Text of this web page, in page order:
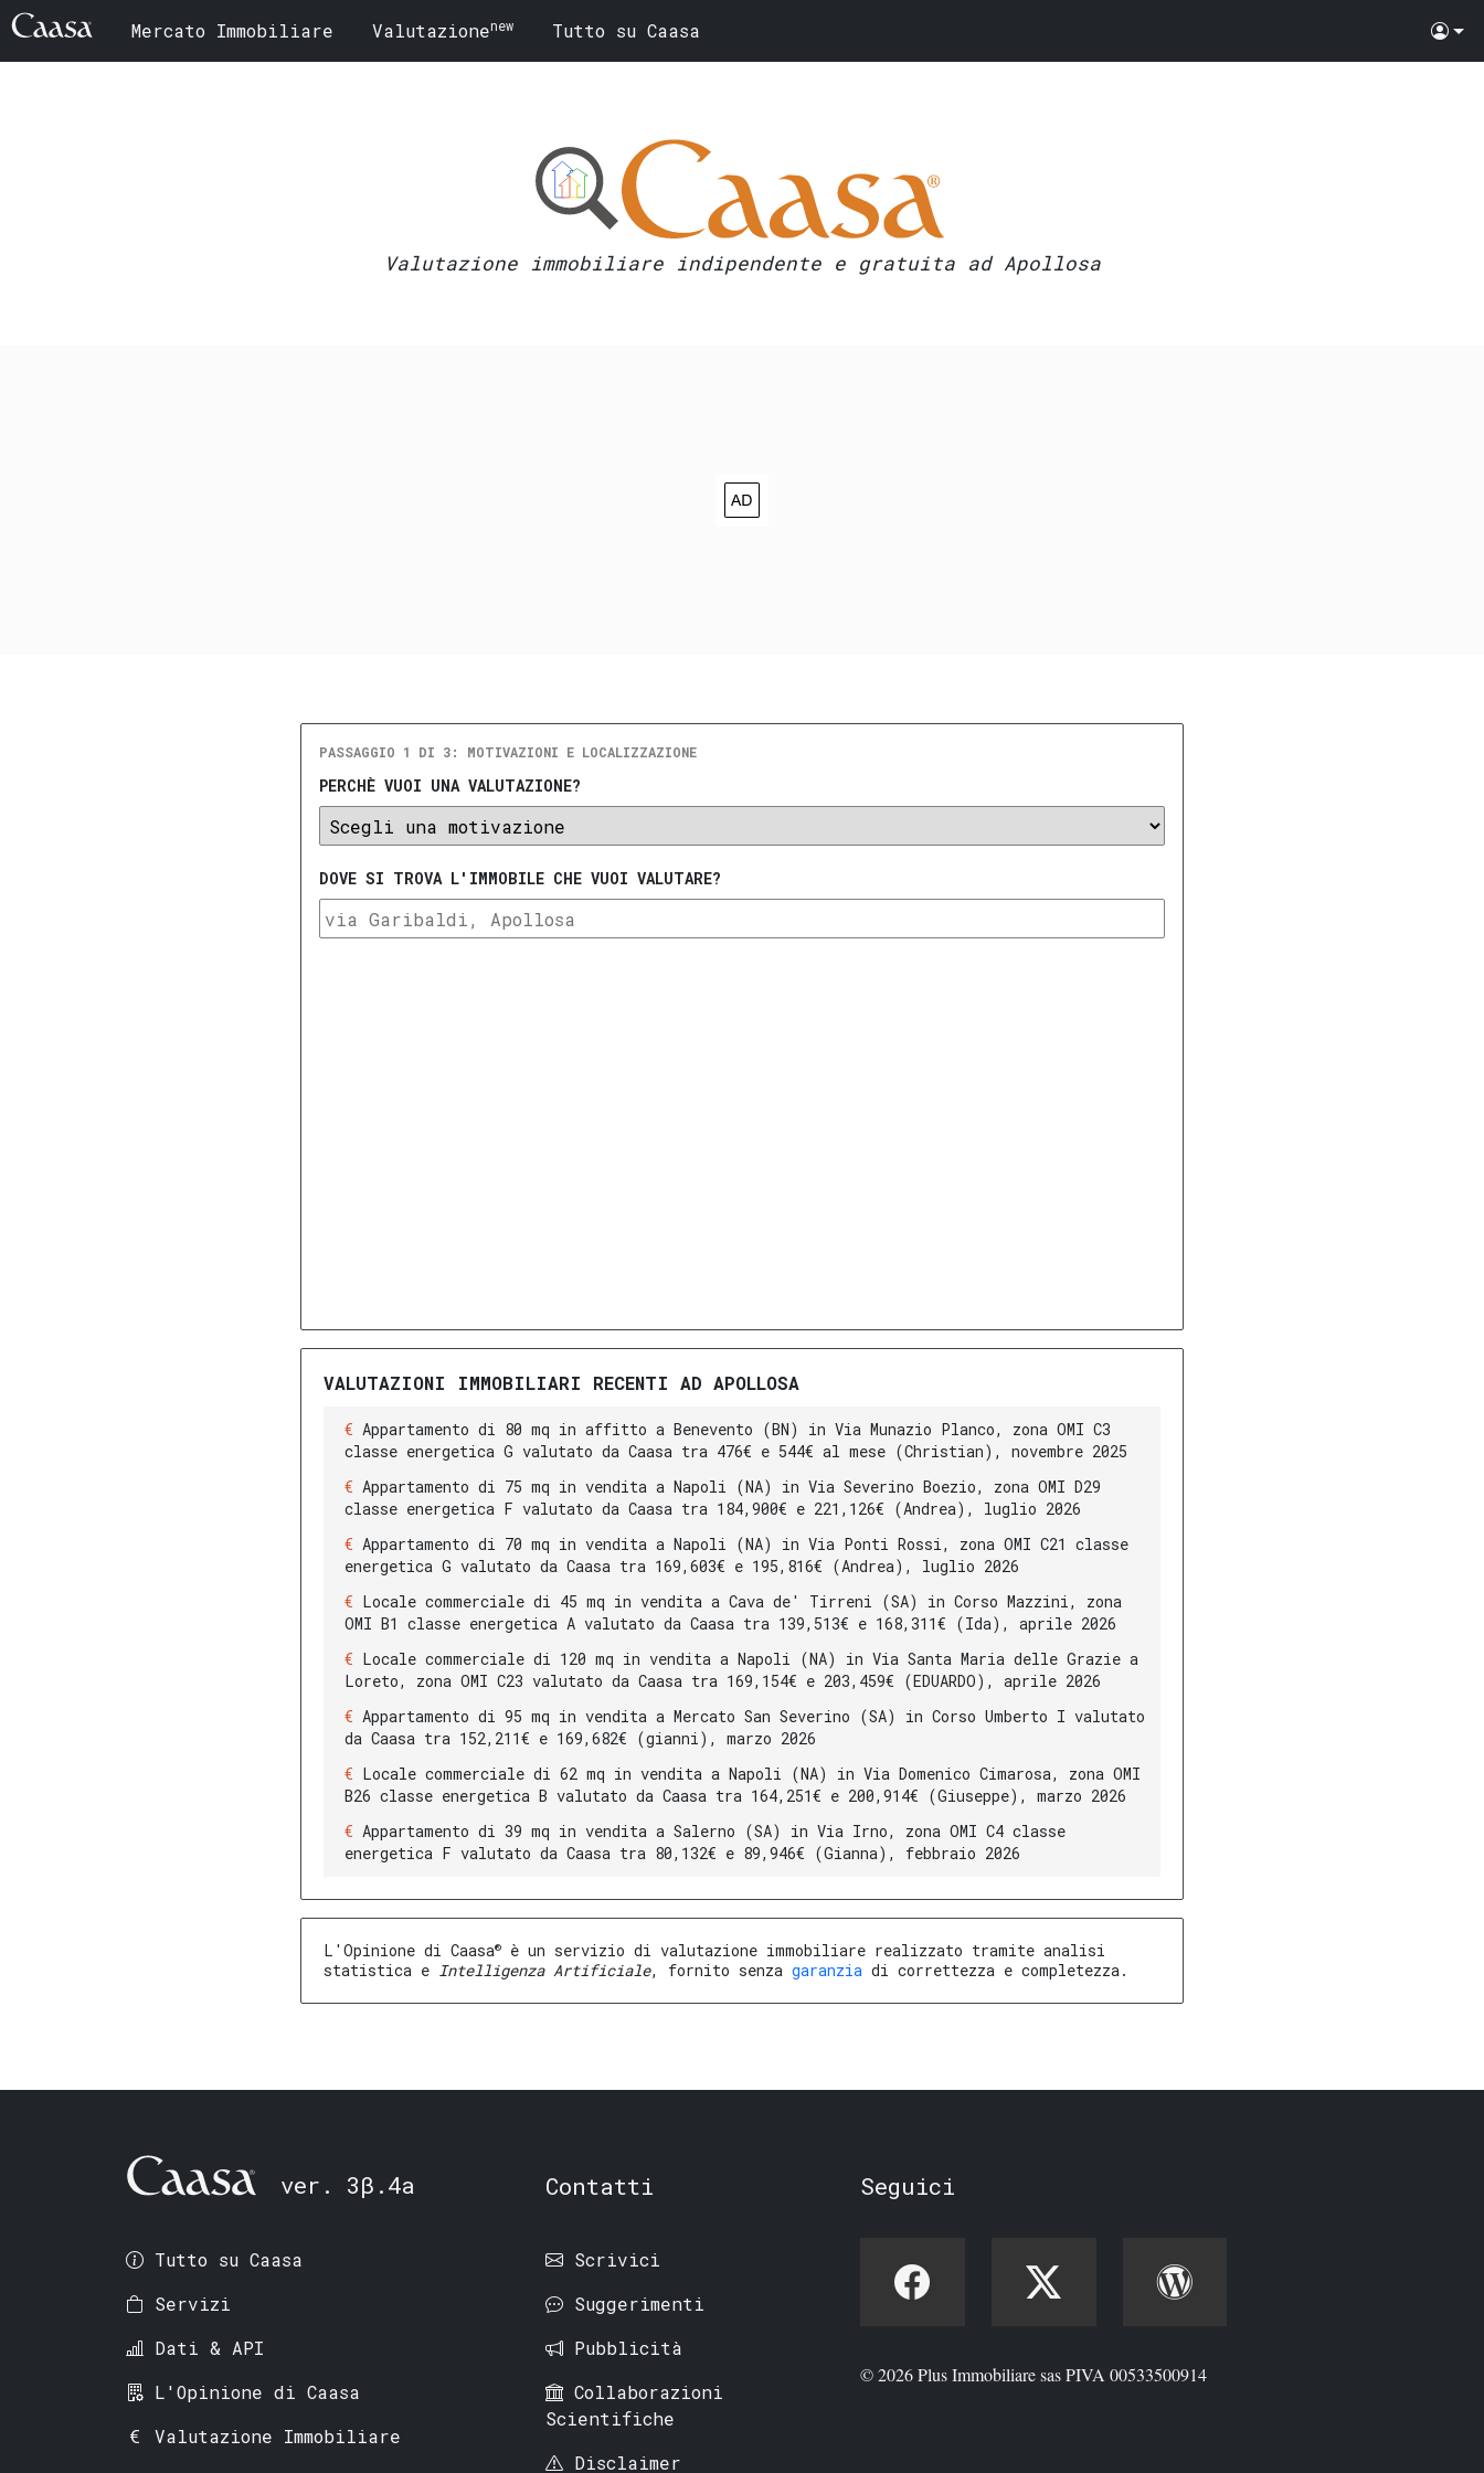
Mercato Immobiliare Valutazionenew Tutto su Caasa
Valutazione immobiliare indipendente e gratuita ad Apollosa
PASSAGGIO 1 DI 3: MOTIVAZIONI E LOCALIZZAZIONE
PERCHÈ VUOI UNA VALUTAZIONE?
DOVE SI TROVA L'IMMOBILE CHE VUOI VALUTARE?
VALUTAZIONI IMMOBILIARI RECENTI AD APOLLOSA
Appartamento di 80 mq in affitto a Benevento (BN) in Via Munazio Planco, zona OMI C3
classe energetica G valutato da Caasa tra 476€ e 544€ al mese (Christian), novembre 2025
Appartamento di 75 mq in vendita a Napoli (NA) in Via Severino Boezio, zona OMI D29
classe energetica F valutato da Caasa tra 184,900€ e 221,126€ (Andrea), luglio 2026
Appartamento di 70 mq in vendita a Napoli (NA) in Via Ponti Rossi, zona OMI C21 classe
energetica G valutato da Caasa tra 169,603€ e 195,816€ (Andrea), luglio 2026
Locale commerciale di 45 mq in vendita a Cava de' Tirreni (SA) in Corso Mazzini, zona
OMI B1 classe energetica A valutato da Caasa tra 139,513€ e 168,311€ (Ida), aprile 2026
Locale commerciale di 120 mq in vendita a Napoli (NA) in Via Santa Maria delle Grazie a
Loreto, zona OMI C23 valutato da Caasa tra 169,154€ e 203,459€ (EDUARDO), aprile 2026
Appartamento di 95 mq in vendita a Mercato San Severino (SA) in Corso Umberto I valutato
da Caasa tra 152,211€ e 169,682€ (gianni), marzo 2026
Locale commerciale di 62 mq in vendita a Napoli (NA) in Via Domenico Cimarosa, zona OMI
B26 classe energetica B valutato da Caasa tra 164,251€ e 200,914€ (Giuseppe), marzo 2026
Appartamento di 39 mq in vendita a Salerno (SA) in Via Irno, zona OMI C4 classe
energetica F valutato da Caasa tra 80,132€ e 89,946€ (Gianna), febbraio 2026
L'Opinione di Caasa®
è un servizio di valutazione immobiliare realizzato tramite analisi
statistica e Intelligenza Artificiale, fornito senza garanzia di correttezza e completezza.
ver. 3β.4a
Tutto su Caasa
Servizi
Dati & API
L'Opinione di Caasa
Valutazione Immobiliare
Contatti
Scrivici
Suggerimenti
Pubblicità
Collaborazioni
Scientifiche
Disclaimer
Seguici
© 2026 Plus Immobiliare sas PIVA 00533500914